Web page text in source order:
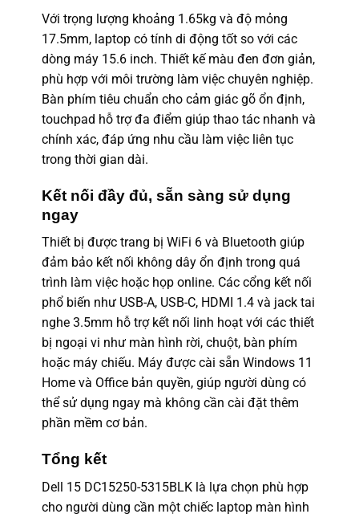
Với trọng lượng khoảng 1.65kg và độ mỏng
17.5mm, laptop có tính di động tốt so với các
dòng máy 15.6 inch. Thiết kế màu đen đơn giản,
phù hợp với môi trường làm việc chuyên nghiệp.
Bàn phím tiêu chuẩn cho cảm giác gõ ổn định,
touchpad hỗ trợ đa điểm giúp thao tác nhanh và
chính xác, đáp ứng nhu cầu làm việc liên tục
trong thời gian dài.
Kết nối đầy đủ, sẵn sàng sử dụng
ngay
Thiết bị được trang bị WiFi 6 và Bluetooth giúp
đảm bảo kết nối không dây ổn định trong quá
trình làm việc hoặc họp online. Các cổng kết nối
phổ biến như USB-A, USB-C, HDMI 1.4 và jack tai
nghe 3.5mm hỗ trợ kết nối linh hoạt với các thiết
bị ngoại vi như màn hình rời, chuột, bàn phím
hoặc máy chiếu. Máy được cài sẵn Windows 11
Home và Office bản quyền, giúp người dùng có
thể sử dụng ngay mà không cần cài đặt thêm
phần mềm cơ bản.
Tổng kết
Dell 15 DC15250-5315BLK là lựa chọn phù hợp
cho người dùng cần một chiếc laptop màn hình